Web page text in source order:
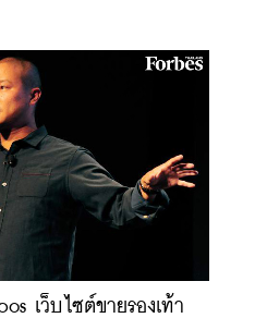
เว็บไซต์ขายรองเท้า